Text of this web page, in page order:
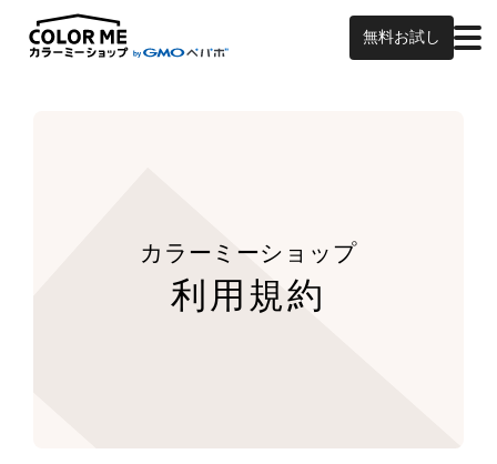
無料お試し
カラーミーショップ
利用規約